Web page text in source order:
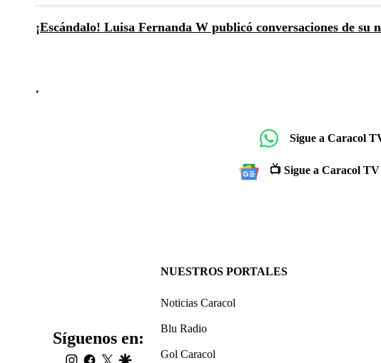
¡Escándalo! Luisa Fernanda W publicó conversaciones de
.
Sigue a Caracol
📺 Sigue a Caracol
Síguenos en:
instagram
facebook
twittergoogle
NUESTROS PORTALES
Noticias Caracol
Blu Radio
Gol Caracol